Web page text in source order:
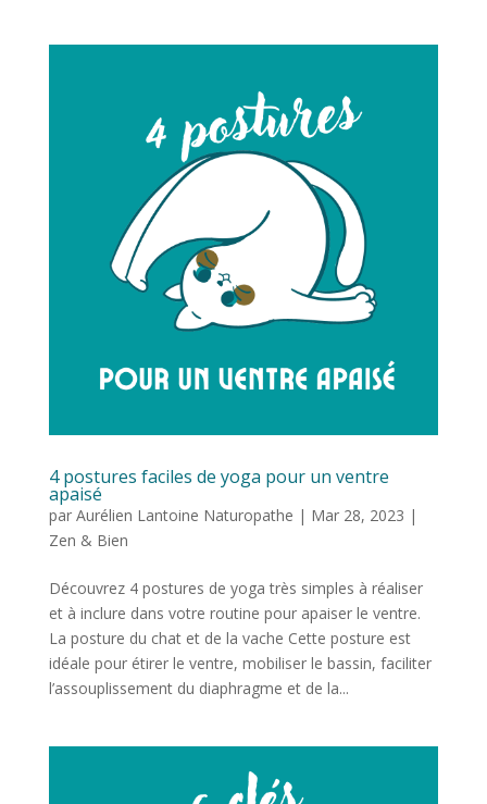
4 postures faciles de yoga pour un ventre
apaisé
par Aurélien Lantoine Naturopathe | Mar 28, 2023 |
Zen & Bien
Découvrez 4 postures de yoga très simples à réaliser
et à inclure dans votre routine pour apaiser le ventre.
La posture du chat et de la vache Cette posture est
idéale pour étirer le ventre, mobiliser le bassin, faciliter
l’assouplissement du diaphragme et de la...